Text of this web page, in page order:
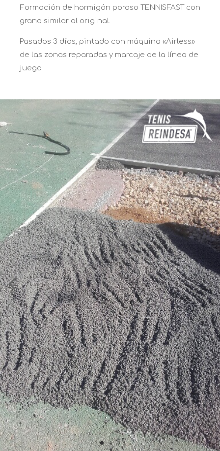
Formación de hormigón poroso TENNISFAST con
grano similar al original.
Pasados 3 días, pintado con máquina «Airless»
de las zonas reparadas y marcaje de la línea de
juego